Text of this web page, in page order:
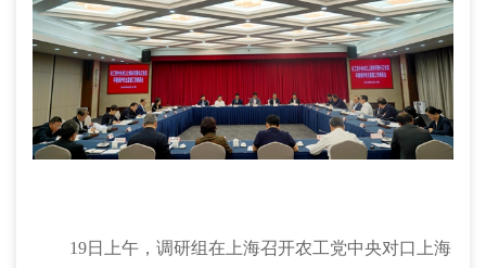
19日上午，调研组在上海召开农工党中央对口上海